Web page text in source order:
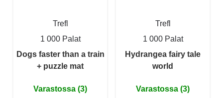
Trefl
1 000 Palat
Dogs faster than a train
+ puzzle mat
Varastossa (3)
Trefl
1 000 Palat
Hydrangea fairy tale
world
Varastossa (3)